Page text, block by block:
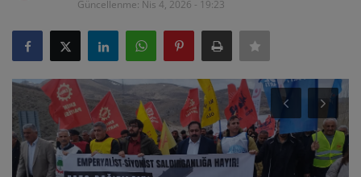
ULUSLARARASI
YEMEK
SPOR
Güncellenme: Nis 4, 2026 - 19:23